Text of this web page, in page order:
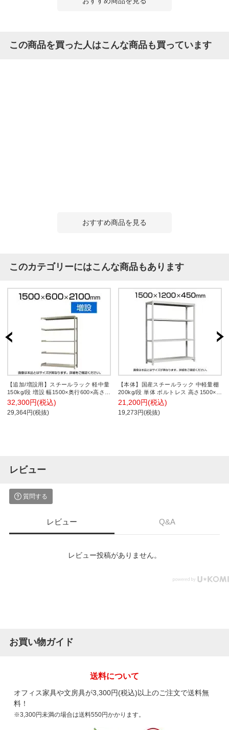
この商品を買った人はこんな商品も買っています
おすすめ商品を見る
このカテゴリーにはこんな商品もあります
【追加/増設用】スチールラック 軽中量
150kg/段 増設 幅1500×奥行600×高さ
2100mm-5段
32,300円(税込)
29,364円(税抜)
【本体】国産スチールラック 中軽量棚
200kg/段 単体 ボルトレス 高さ1500×幅
1200×奥行450×天地4段
21,200円(税込)
19,273円(税抜)
レビュー
質問する
レビュー Q&A
レビュー投稿がありません。
お買い物ガイド
送料について
オフィス家具や文房具が3,300円(税込)以上のご注文で送料無
料！
※3,300円未満の場合は送料550円かかります。